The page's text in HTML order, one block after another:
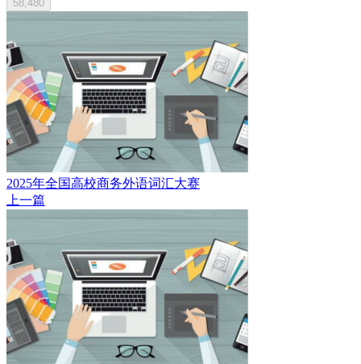
58,480
2025年全国高校商务外语词汇大赛
上一篇